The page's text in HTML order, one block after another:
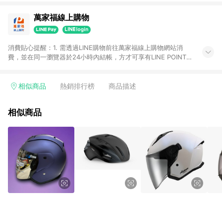
萬家福線上購物
消費貼心提醒：1. 需透過LINE購物前往萬家福線上購物網站消
費，並在同一瀏覽器於24小時內結帳，方才可享有LINE POINTS
4. 不具回饋資格種類商品：電子禮券。 5. 回饋點數計算將排除訂
錄，相關問題請於保留時間內聯絡客服中心，並由康達盛通生活
提供簡單、快速、輕鬆的購物流程及體驗，將不定期推出精選、
話題性或期間限定商品來滿足您的喜好。
相似商品 熱銷排行榜 商品描述
相似商品